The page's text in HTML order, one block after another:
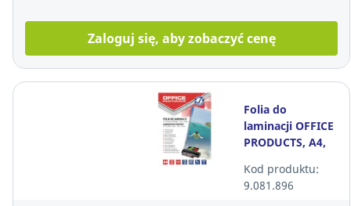
Zaloguj się, aby zobaczyć cenę
Folia do
laminacji OFFICE
PRODUCTS, A4,
błyszcząca, 100
sztuk
Kod produktu:
9.081.896